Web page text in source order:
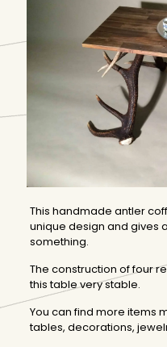
This handmade antler
unique design and gives
something.
The construction of four
this table very stable.
You can find more items
tables, decorations,